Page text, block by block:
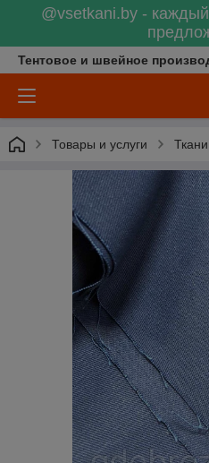
@vsetkani.by -
Тентовое и швейное
Товары и услуги